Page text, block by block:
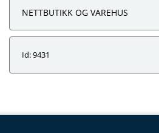
NETTBUTIKK OG VAREHUS
Id: 9431